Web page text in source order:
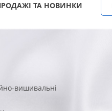
ТА НОВИНКИ
вишивальні